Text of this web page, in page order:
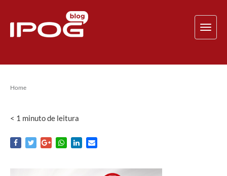
Home
< 1 minutode leitura